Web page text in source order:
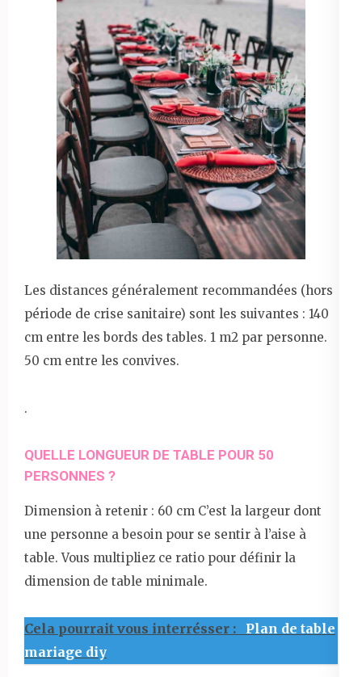
Les distances généralement recommandées (hors
période de crise sanitaire) sont les suivantes : 140
cm entre les bords des tables. 1 m2 par personne.
50 cm entre les convives.
.
QUELLE LONGUEUR DE TABLE POUR 50
PERSONNES ?
Dimension à retenir : 60 cm C’est la largeur dont
une personne a besoin pour se sentir à l’aise à
table. Vous multipliez ce ratio pour définir la
dimension de table minimale.
Cela pourrait vous interrésser :
Plan de table
mariage diy